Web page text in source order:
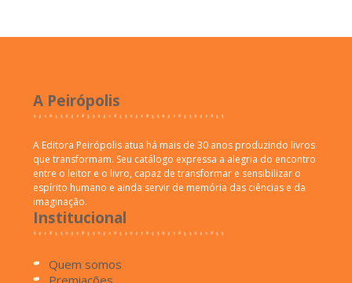
A Peirópolis
A Editora Peirópolis atua há mais de 30 anos produzindo livros
que transformam. Seu catálogo expressa a alegria do encontro
entre o leitor e o livro, capaz de transformar e sensibilizar o
espírito humano e ainda servir de memória das ciências e da
imaginação.
Institucional
Quem somos